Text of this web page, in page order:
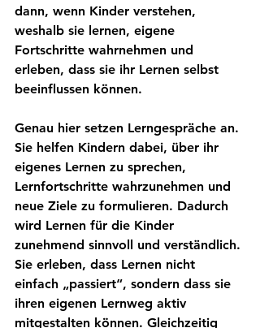
dann, wenn Kinder verstehen,
weshalb sie lernen, eigene
Fortschritte wahrnehmen und
erleben, dass sie ihr Lernen selbst
beeinflussen können.
Genau hier setzen Lerngespräche an.
Sie helfen Kindern dabei, über ihr
eigenes Lernen zu sprechen,
Lernfortschritte wahrzunehmen und
neue Ziele zu formulieren. Dadurch
wird Lernen für die Kinder
zunehmend sinnvoll und verständlich.
Sie erleben, dass Lernen nicht
einfach „passiert“, sondern dass sie
ihren eigenen Lernweg aktiv
mitgestalten können. Gleichzeitig